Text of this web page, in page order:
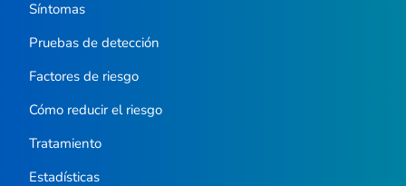
Síntomas
Pruebas de detección
Factores de riesgo
Cómo reducir el riesgo
Tratamiento
Estadísticas